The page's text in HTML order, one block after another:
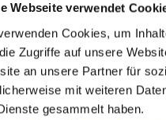
Webseite verwendet
Cookies, um
Zugriffe auf unsere
an unsere Partner für
mit weiteren
gesammelt haben.